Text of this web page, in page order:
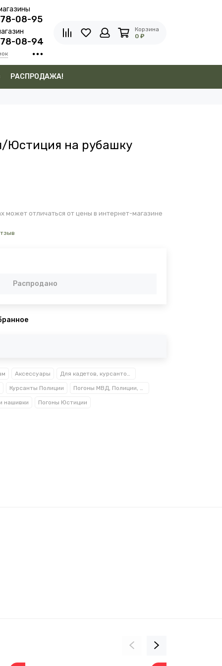
08-95
08-94
Корзина
0 ₽
РАСПРОДАЖА!
Юстиция на рубашку
может отличаться от цены в интернет-магазине
Распродано
Аксессуары
Курсанты Полиции
нашивки Погоны Юстиции